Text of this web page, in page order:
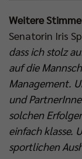
Weitere
Senatorin Iris
dass ich stolz
auf die
Management.
und
solchen
einfach klasse.
sportlichen